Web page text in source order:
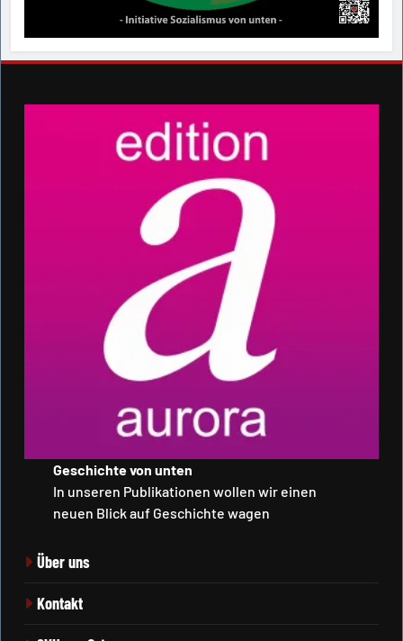
Geschichte von unten
In unseren Publikationen wollen wir einen
neuen Blick auf Geschichte wagen
Über uns
Kontakt